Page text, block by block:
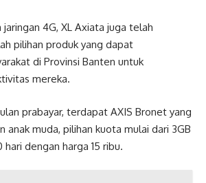
4G, XL Axiata juga telah
pilihan produk yang dapat
di Provinsi Banten untuk
mereka.
prabayar, terdapat AXIS Bronet yang
anak muda, pilihan kuota mulai dari 3GB
dengan harga 15 ribu.